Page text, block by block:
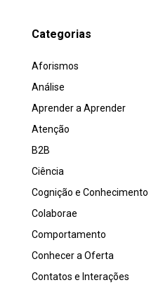
Categorias
Aforismos
Análise
Aprender a Aprender
Atenção
B2B
Ciência
Cognição e Conhecimento
Colaborae
Comportamento
Conhecer a Oferta
Contatos e Interações